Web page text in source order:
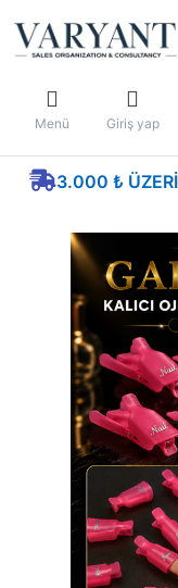
Menü Giriş yap
3.000 ₺ ÜZERI